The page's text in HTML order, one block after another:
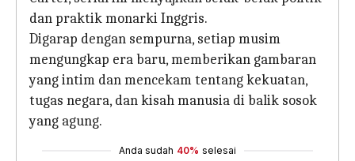
dan praktik monarki Inggris.
Digarap dengan sempurna, setiap musim
mengungkap era baru, memberikan gambaran
yang intim dan mencekam tentang kekuatan,
tugas negara, dan kisah manusia di balik sosok
yang agung.
Anda sudah 40% selesai